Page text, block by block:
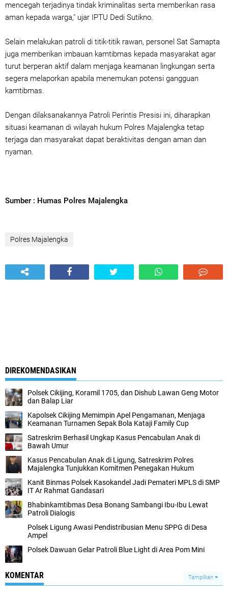
mencegah terjadinya tindak kriminalitas serta memberikan rasa
aman kepada warga," ujar IPTU Dedi Sutikno.
Selain melakukan patroli di titik-titik rawan, personel Sat Samapta
juga memberikan imbauan kamtibmas kepada masyarakat agar
turut berperan aktif dalam menjaga keamanan lingkungan serta
segera melaporkan apabila menemukan potensi gangguan
kamtibmas.
Dengan dilaksanakannya Patroli Perintis Presisi ini, diharapkan
situasi keamanan di wilayah hukum Polres Majalengka tetap
terjaga dan masyarakat dapat beraktivitas dengan aman dan
nyaman.
Sumber : Humas Polres Majalengka
Polres Majalengka
DIREKOMENDASIKAN
Polsek Cikijing, Koramil 1705, dan Dishub Lawan Geng Motor
dan Balap Liar
Kapolsek Cikijing Memimpin Apel Pengamanan, Menjaga
Keamanan Turnamen Sepak Bola Kataji Family Cup
Satreskrim Berhasil Ungkap Kasus Pencabulan Anak di
Bawah Umur
Kasus Pencabulan Anak di Ligung, Satreskrim Polres
Majalengka Tunjukkan Komitmen Penegakan Hukum
Kanit Binmas Polsek Kasokandel Jadi Pemateri MPLS di SMP
IT Ar Rahmat Gandasari
Bhabinkamtibmas Desa Bonang Sambangi Ibu-Ibu Lewat
Patroli Dialogis
Polsek Ligung Awasi Pendistribusian Menu SPPG di Desa
Ampel
Polsek Dawuan Gelar Patroli Blue Light di Area Pom Mini
KOMENTAR Tampilkan